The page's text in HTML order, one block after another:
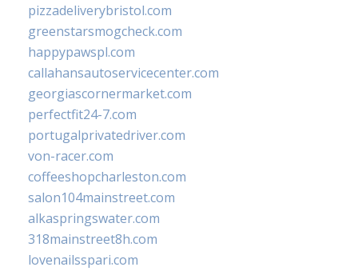
pizzadeliverybristol.com
greenstarsmogcheck.com
happypawspl.com
callahansautoservicecenter.com
georgiascornermarket.com
perfectfit24-7.com
portugalprivatedriver.com
von-racer.com
coffeeshopcharleston.com
salon104mainstreet.com
alkaspringswater.com
318mainstreet8h.com
lovenailsspari.com